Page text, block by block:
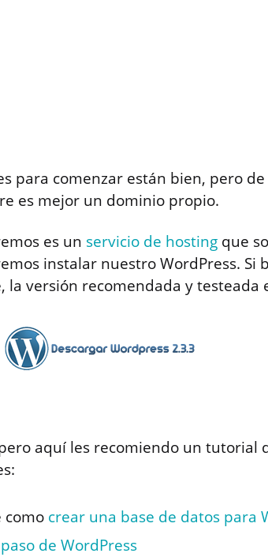
para comenzar están bien, pero
es mejor un dominio propio.
es un servicio de hosting que
instalar nuestro WordPress. Si
versión recomendada y testeada
aquí les recomiendo un tutorial
como crear una base de datos para
de WordPress